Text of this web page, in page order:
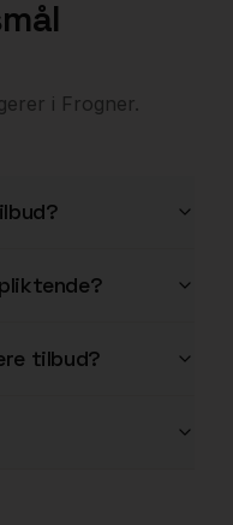
i Frogner.
tilbud?